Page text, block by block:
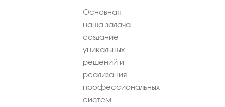
Основная
наша задача -
создание
уникальных
решений и
реализация
профессиональных
систем